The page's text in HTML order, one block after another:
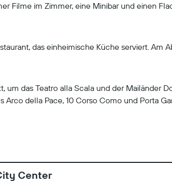
Filme im Zimmer, eine Minibar und einen
das einheimische Küche serviert. Am
das Teatro alla Scala und der Mailänder
della Pace, 10 Corso Como und Porta
Center